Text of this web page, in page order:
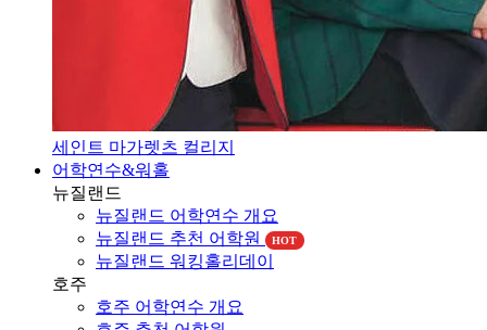
세인트 마가렛츠 컬리지
어학연수&워홀
뉴질랜드
뉴질랜드 어학연수 개요
뉴질랜드 추천 어학원
HOT
뉴질랜드 워킹홀리데이
호주
호주 추천 어학원